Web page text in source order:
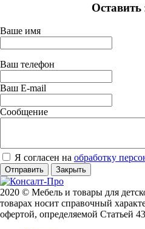
Оставить
Ваше имя
Ваш телефон
Ваш E-mail
Сообщение
Я согласен на обработку
Отправить Закрыть
2020 © Мебель и товары для
товарах носит справочный
офертой, определяемой Статьей